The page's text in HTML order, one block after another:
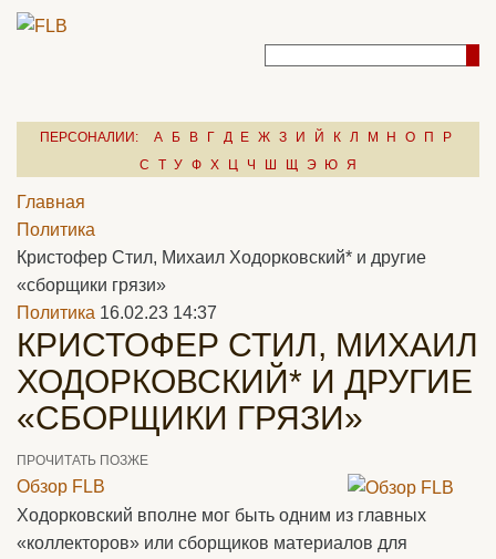
ПЕРСОНАЛИИ: А Б В Г Д Е Ж З И Й К Л М Н О П
Р
С
Т У Ф Х Ц Ч Ш Щ Э Ю Я
Главная
Политика
Кристофер Стил, Михаил Ходорковский* и другие
«сборщики грязи»
Политика 16.02.23 14:37
КРИСТОФЕР СТИЛ, МИХАИЛ
ХОДОРКОВСКИЙ* И ДРУГИЕ
«СБОРЩИКИ ГРЯЗИ»
ПРОЧИТАТЬ ПОЗЖЕ
Обзор FLB
Ходорковский вполне мог быть одним из главных
«коллекторов» или сборщиков материалов для